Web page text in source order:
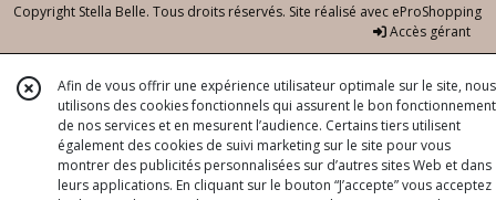
Copyright Stella Belle. Tous droits réservés. Site réalisé avec eProShopping
Accès gérant
Afin de vous offrir une expérience utilisateur optimale sur le site, nous
utilisons des cookies fonctionnels qui assurent le bon fonctionnement
de nos services et en mesurent l’audience. Certains tiers utilisent
également des cookies de suivi marketing sur le site pour vous
montrer des publicités personnalisées sur d’autres sites Web et dans
leurs applications. En cliquant sur le bouton “J’accepte” vous acceptez